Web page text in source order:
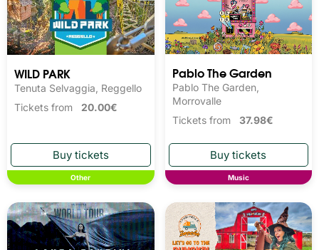
WILD PARK
Tenuta Selvaggia, Reggello
Tickets from 20.00€
Other
Pablo The Garden
Pablo The Garden,
Morrovalle
Tickets from 37.98€
Music